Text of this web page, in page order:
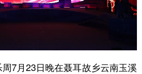
趣看文物
7月23日晚在聂耳故乡云南玉溪